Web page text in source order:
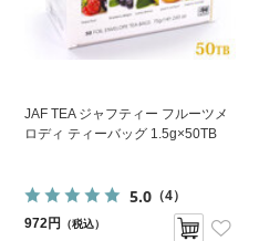
JAF TEA ジャフティー フルーツメ
ロディ ティーバッグ 1.5g×50TB
5.0（4）
972円 （税込）